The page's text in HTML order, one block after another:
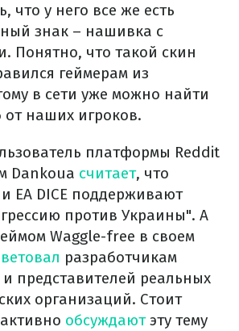
что у него все же есть
знак – нашивка с
Понятно, что такой скин
геймерам из
в сети уже можно найти
наших игроков.
платформы Reddit
Dankoua считает, что
EA DICE поддерживают
против Украины". А
Waggle-free в своем
разработчикам
представителей реальных
организаций. Стоит
обсуждаютэту тему